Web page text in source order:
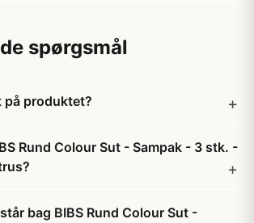
spørgsmål
på produktet?
Rund Colour Sut - Sampak - 3 stk. -
bag BIBS Rund Colour Sut -